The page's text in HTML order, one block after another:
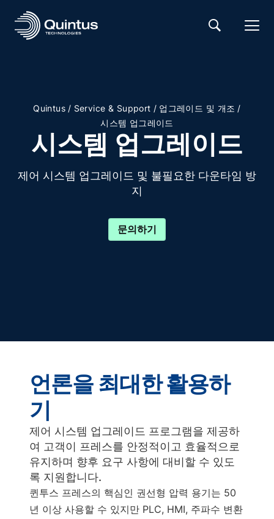
Quintus / Service & Support / 업그레이드 및 개조 /
시스템 업그레이드
시스템 업그레이드
제어 시스템 업그레이드 및 불필요한 다운타임 방
지
문의하기
언론을 최대한 활용하
기
제어 시스템 업그레이드 프로그램을 제공하
여 고객이 프레스를 안정적이고 효율적으로
유지하며 향후 요구 사항에 대비할 수 있도
록 지원합니다.
퀸투스 프레스의 핵심인 권선형 압력 용기는 50
년 이상 사용할 수 있지만 PLC, HMI, 주파수 변환